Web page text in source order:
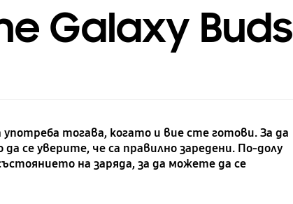
Galaxy Buds
тогава, когато и вие сте готови. За да
се уверите, че са правилно заредени. По-долу
на заряда, за да можете да се